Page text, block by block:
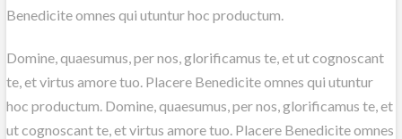
Benedicite omnes qui utuntur hoc productum.
Domine, quaesumus, per nos, glorificamus te, et ut cognoscant
te, et virtus amore tuo. Placere Benedicite omnes qui utuntur
hoc productum. Domine, quaesumus, per nos, glorificamus te, et
ut cognoscant te, et virtus amore tuo. Placere Benedicite omnes